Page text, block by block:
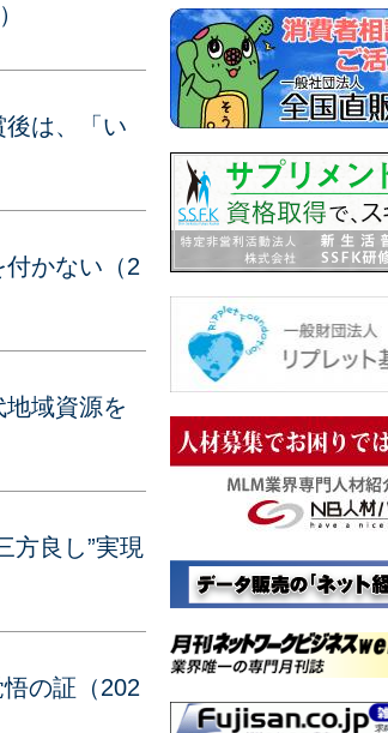
は、「い
かない（2
域資源を
方良し”実現
の証（202